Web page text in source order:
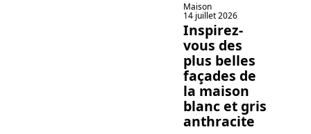
Maison
14 juillet 2026
Inspirez-
vous des
plus belles
façades de
la maison
blanc et gris
anthracite